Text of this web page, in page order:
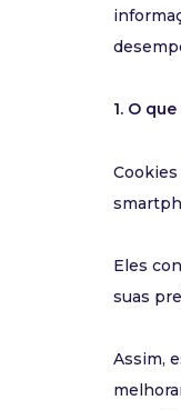
1. O
Eles
suas
Assim,